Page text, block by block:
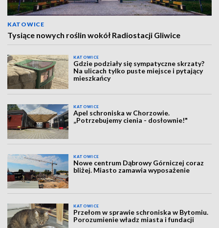
KATOWICE
Tysiące nowych roślin wokół Radiostacji Gliwice
KATOWICE
Gdzie podziały się sympatyczne skrzaty?
Na ulicach tylko puste miejsce i pytający
mieszkańcy
KATOWICE
Apel schroniska w Chorzowie.
„Potrzebujemy cienia - dosłownie!"
KATOWICE
Nowe centrum Dąbrowy Górniczej coraz
bliżej. Miasto zamawia wyposażenie
KATOWICE
Przełom w sprawie schroniska w Bytomiu.
Porozumienie władz miasta i fundacji